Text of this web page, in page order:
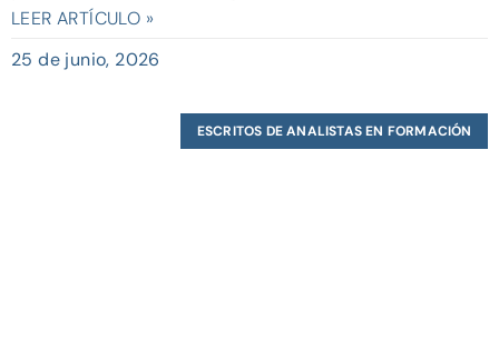
LEER ARTÍCULO »
25 de junio, 2026
ESCRITOS DE ANALISTAS EN FORMACIÓN